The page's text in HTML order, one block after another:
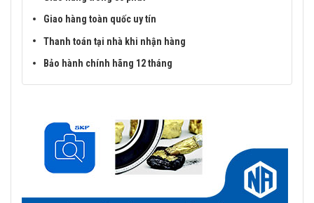
Giao hàng toàn quốc uy tín
Thanh toán tại nhà khi nhận hàng
Bảo hành chính hãng 12 tháng